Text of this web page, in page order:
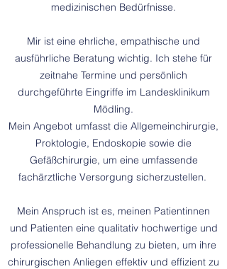
medizinischen Bedürfnisse.
Mir ist eine ehrliche, empathische und
ausführliche Beratung wichtig. Ich stehe für
zeitnahe Termine und persönlich
durchgeführte Eingriffe im Landesklinikum
Mödling.
Mein Angebot umfasst die Allgemeinchirurgie,
Proktologie, Endoskopie sowie die
Gefäßchirurgie, um eine umfassende
fachärztliche Versorgung sicherzustellen.
Mein Anspruch ist es, meinen Patientinnen
und Patienten eine qualitativ hochwertige und
professionelle Behandlung zu bieten, um ihre
chirurgischen Anliegen effektiv und effizient zu